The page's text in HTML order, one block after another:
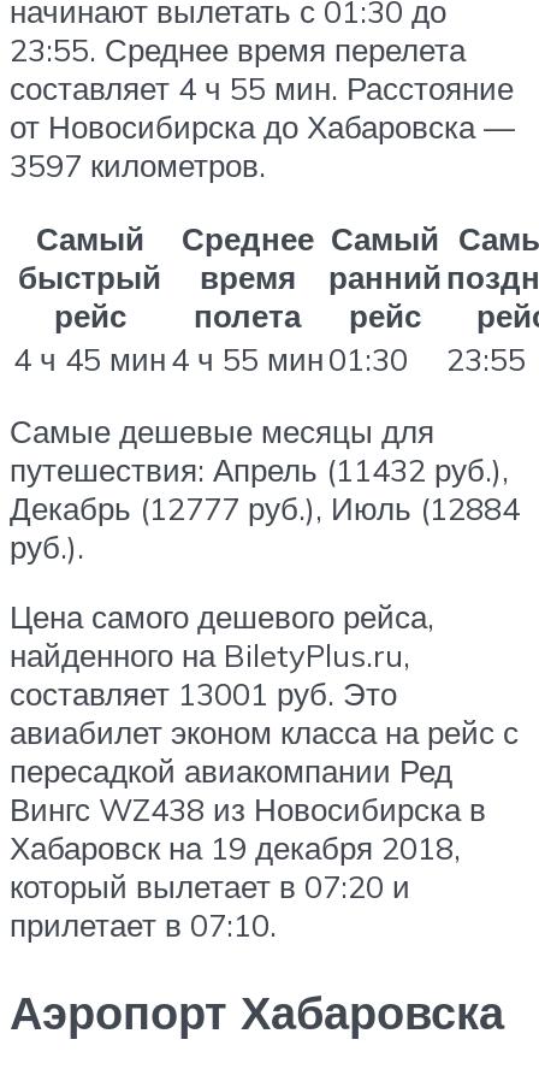
начинают вылетать с 01:30 до
23:55. Среднее время перелета
составляет 4 ч 55 мин. Расстояние
от Новосибирска до Хабаровска —
3597 километров.
Самый
быстрый
рейс
Среднее
время
полета
Самый
ранний
рейс
4 ч 45 мин4 ч 55 мин01:30
23:55
Самые дешевые месяцы для
путешествия: Апрель (11432 руб.),
Декабрь (12777 руб.), Июль (12884
руб.).
Цена самого дешевого рейса,
найденного на BiletyPlus.ru,
составляет 13001 руб. Это
авиабилет эконом класса на рейс с
пересадкой авиакомпании Ред
Вингс WZ438 из Новосибирска в
Хабаровск на 19 декабря 2018,
который вылетает в 07:20 и
прилетает в 07:10.
Аэропорт Хабаровска